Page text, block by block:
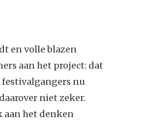
en volle blazen
aan het project: dat
nu
niet zeker.
aan het denken